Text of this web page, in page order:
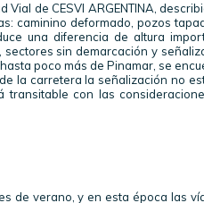
de CESVI ARGENTINA,
caminino deformado, pozos
una diferencia de altura
sin demarcación y
poco más de Pinamar, se
la carretera la señalización no
transitable con las
de verano, y en esta época las